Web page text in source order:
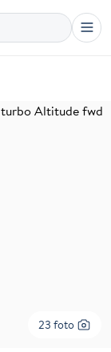
23 foto